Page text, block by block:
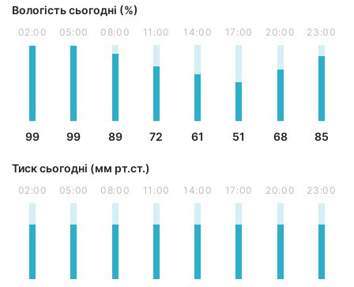
Вологість сьогодні (%)
02:00
99
05:00
99
08:00
89
11:00
72
14:00
61
17:00
51
20:00
68
23:00
85
Тиск сьогодні (мм рт.ст.)
02:00 05:00 08:00 11:00 14:00 17:00 20:00 23:00